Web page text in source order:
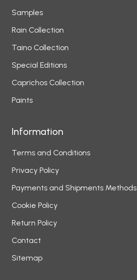
Samples
Rain Collection
Taino Collection
Special Editions
Caprichos Collection
Paints
Information
Terms and Conditions
Privacy Policy
Payments and Shipments Methods
Cookie Policy
Return Policy
Contact
Sitemap